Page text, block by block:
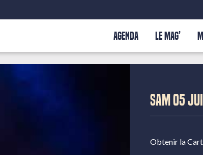
AGENDA LE MAG’
SAM 05
Obtenir la